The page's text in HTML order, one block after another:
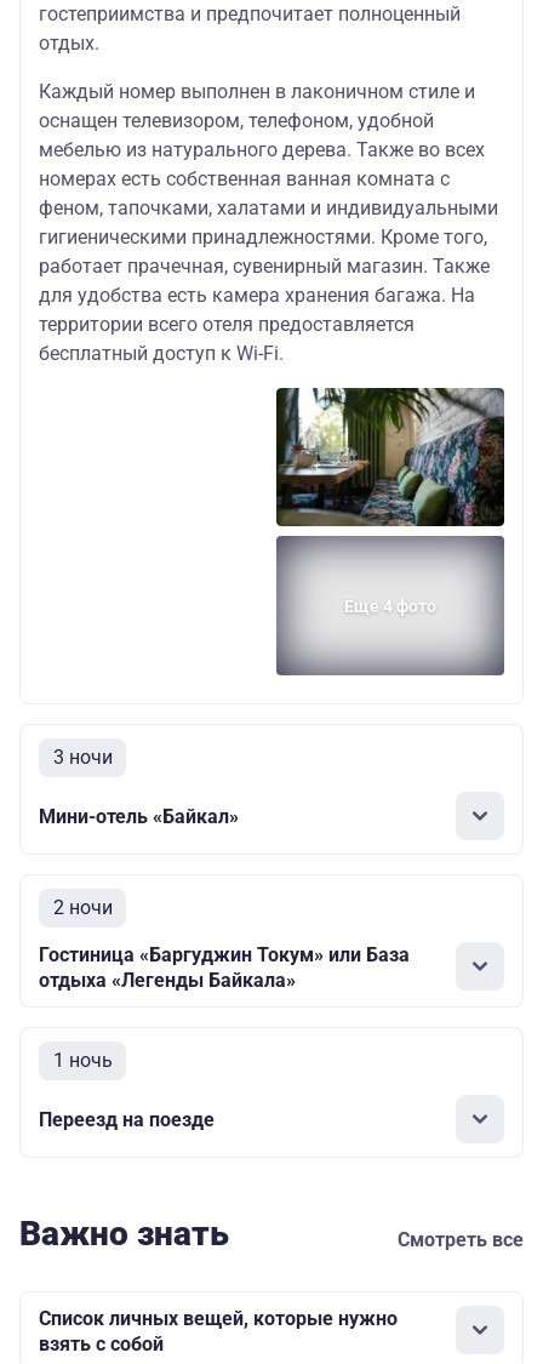
гостеприимства и предпочитает полноценный
отдых.
Каждый номер выполнен в лаконичном стиле и
оснащен телевизором, телефоном, удобной
мебелью из натурального дерева. Также во всех
номерах есть собственная ванная комната с
феном, тапочками, халатами и индивидуальными
гигиеническими принадлежностями. Кроме того,
работает прачечная, сувенирный магазин. Также
для удобства есть камера хранения багажа. На
территории всего отеля предоставляется
бесплатный доступ к Wi-Fi.
Еще 4 фото
3 ночи
Мини-отель «Байкал»
2 ночи
Гостиница «Баргуджин Токум» или База
отдыха «Легенды Байкала»
1 ночь
Переезд на поезде
Важно знать Смотреть все
Список личных вещей, которые нужно
взять с собой